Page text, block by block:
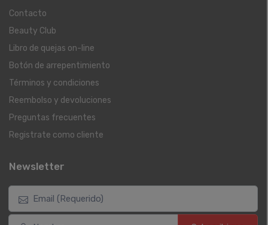
Contacto
Beauty Club
Libro de quejas on-line
Botón de arrepentimiento
Términos y condiciones
Reembolso y devoluciones
Preguntas frecuentes
Registrate como cliente
Newsletter